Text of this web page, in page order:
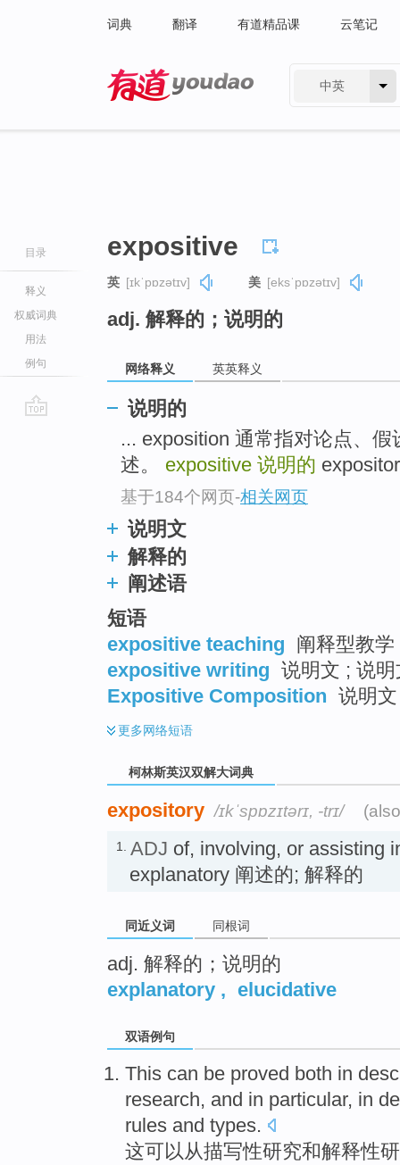
词典 翻译 有道精品课 云笔记
中英
目录
释义
权威词典
用法
例句
expositive
英 [ɪkˈpɒzətɪv] 美 [eksˈpɒzətɪv]
adj. 解释的；说明的
网络释义 英英释义
说明的
... exposition 通常指对论点、
述。 expositive 说明的
基于184个网页-相关网页
说明文
解释的
阐述语
短语
expositive teaching 阐释型教
expositive writing 说明文 ; 说
Expositive Composition 说明文
更多网络短语
柯林斯英汉双解大词典
expository /ɪkˈspɒzɪtərɪ, -trɪ/
1. ADJ of, involving, or assisting
explanatory 阐述的; 解释的
同近义词 同根词
adj. 解释的；说明的
explanatory , elucidative
双语例句
This can be proved both in
research, and in particular, in
rules and types.
这可以从描写性研究和解释性